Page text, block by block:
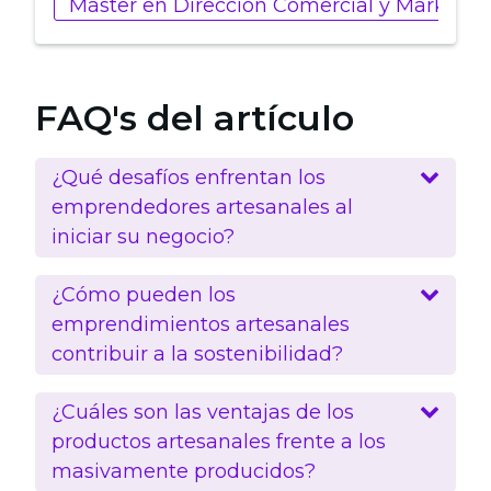
Máster en Dirección Comercial y
FAQ's del artículo
¿Qué desafíos enfrentan los
emprendedores artesanales al
iniciar su negocio?
¿Cómo pueden los
emprendimientos artesanales
contribuir a la sostenibilidad?
¿Cuáles son las ventajas de los
productos artesanales frente a los
masivamente producidos?